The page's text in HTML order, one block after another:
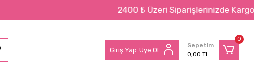
2400 ₺ Üzeri Siparişlerinizde Kargo BEDAVA !!!
Giriş Yap Üye Ol
0
Sepetim
0,00 TL